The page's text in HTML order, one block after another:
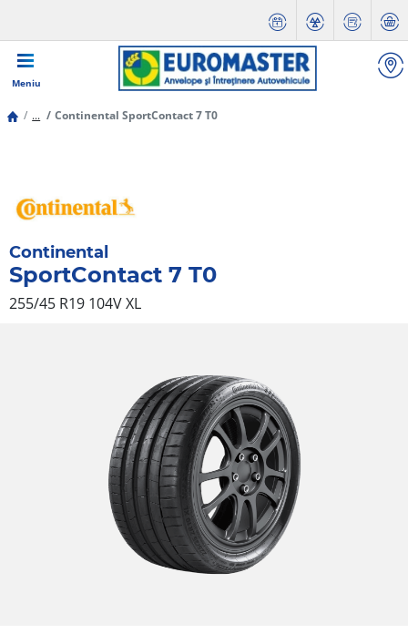
Meniu
... Continental SportContact 7 T0
Continental
SportContact 7 T0
255/45 R19 104VXL